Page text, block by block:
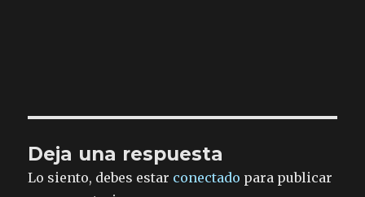
Deja una respuesta
Lo siento, debes estar conectado para publicar